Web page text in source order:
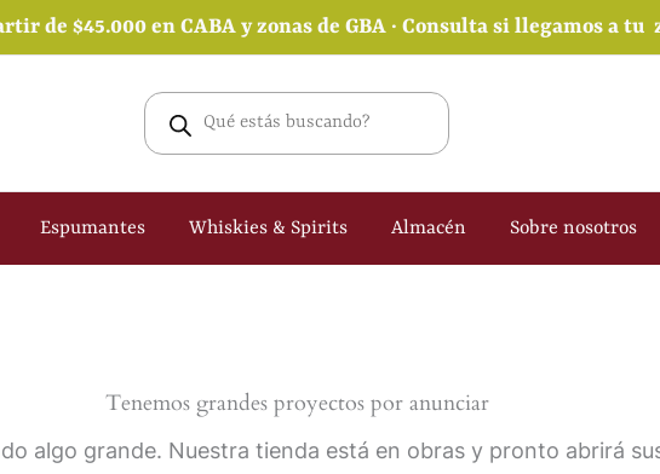
de $45.000 en CABA y zonas de GBA · Consulta si llegamos a tu
Búsqueda
productos
Espumantes Whiskies & Spirits Almacén Sobre nosotros
Tenemos grandes proyectos por anunciar
algo grande. Nuestra tienda está en obras y pronto abrirá